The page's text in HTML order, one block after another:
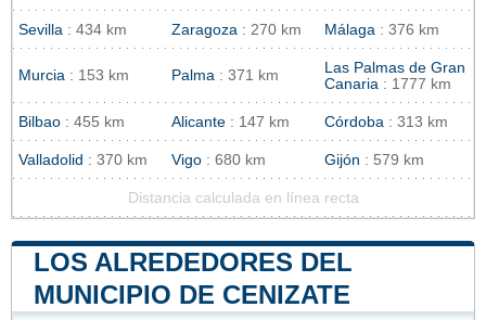
Sevilla : 434 km Zaragoza : 270 km Málaga : 376 km
Murcia : 153 km Palma : 371 km
Las Palmas de Gran
Canaria : 1777 km
Bilbao : 455 km Alicante : 147 km Córdoba : 313 km
Valladolid : 370 km Vigo : 680 km Gijón : 579 km
Distancia calculada en línea recta
LOS ALREDEDORES DEL
MUNICIPIO DE CENIZATE